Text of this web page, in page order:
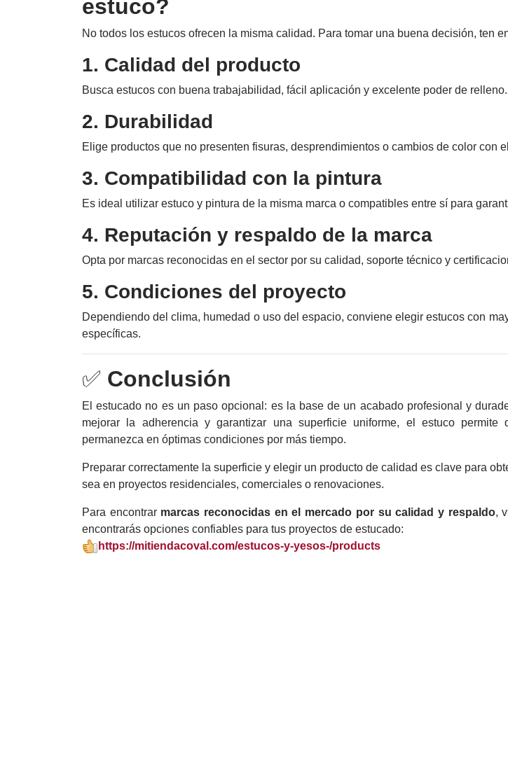
estuco?
No todos los estucos ofrecen la misma calidad. Para tomar una buena decisión, ten
1. Calidad del producto
Busca estucos con buena trabajabilidad, fácil aplicación y excelente poder de relleno.
2. Durabilidad
Elige productos que no presenten fisuras, desprendimientos o cambios de color con
3. Compatibilidad con la pintura
Es ideal utilizar estuco y pintura de la misma marca o compatibles entre sí para
4. Reputación y respaldo de la marca
Opta por marcas reconocidas en el sector por su calidad, soporte técnico y
5. Condiciones del proyecto
Dependiendo del clima, humedad o uso del espacio, conviene elegir estucos con
específicas.
✅ Conclusión
El estucado no es un paso opcional: es la base de un acabado profesional y
mejorar la adherencia y garantizar una superficie uniforme, el estuco
permanezca en óptimas condiciones por más tiempo.
Preparar correctamente la superficie y elegir un producto de calidad es clave para
sea en proyectos residenciales, comerciales o renovaciones.
Para encontrar marcas reconocidas en el mercado por su calidad y respaldo,
encontrarás opciones confiables para tus proyectos de estucado:
https://mitiendacoval.com/estucos-y-yesos-/products